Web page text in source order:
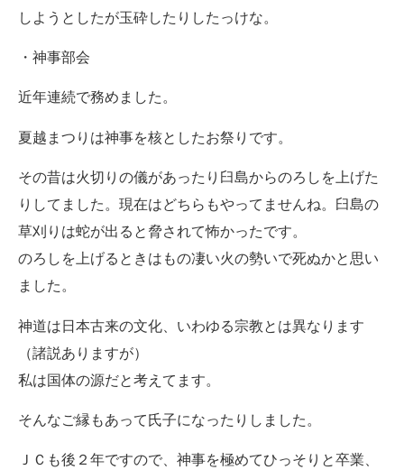
しようとしたが玉砕したりしたっけな。
・神事部会
近年連続で務めました。
夏越まつりは神事を核としたお祭りです。
その昔は火切りの儀があったり臼島からのろしを上げた
りしてました。現在はどちらもやってませんね。臼島の
草刈りは蛇が出ると脅されて怖かったです。
のろしを上げるときはもの凄い火の勢いで死ぬかと思い
ました。
神道は日本古来の文化、いわゆる宗教とは異なります
（諸説ありますが）
私は国体の源だと考えてます。
そんなご縁もあって氏子になったりしました。
ＪＣも後２年ですので、神事を極めてひっそりと卒業、